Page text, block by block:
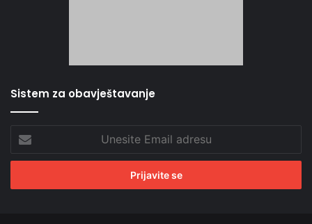
Sistem za obavještavanje
Unesite
Email
adresu